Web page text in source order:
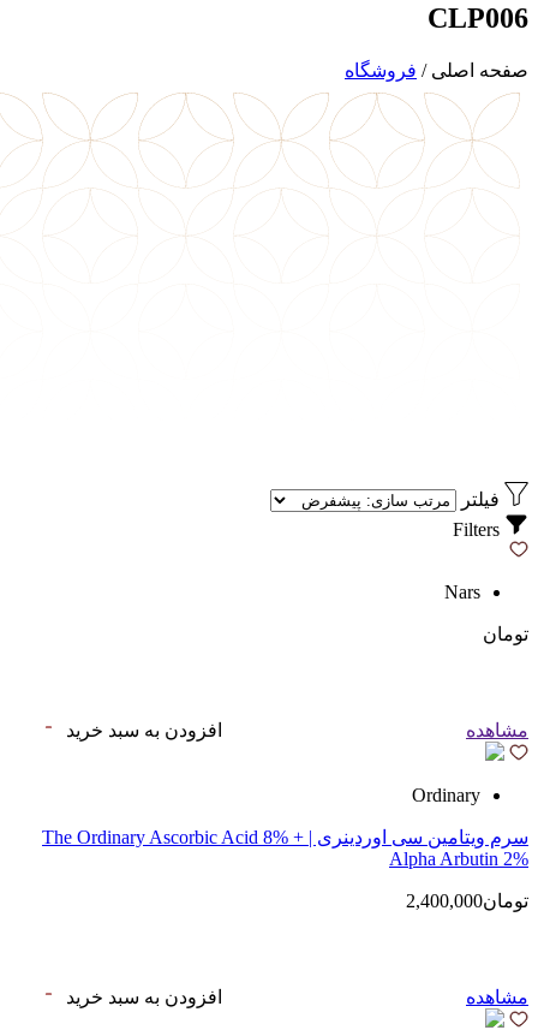
CLP006
صفحه اصلی / فروشگاه
فیلتر
Nars
تومان
مشاهده افزودن به سبد خرید
Ordinary
سرم ویتامین سی اوردینری | The Ordinary Ascorbic Acid 8% +
Alpha Arbutin 2%
تومان2,400,000
مشاهده افزودن به سبد خرید